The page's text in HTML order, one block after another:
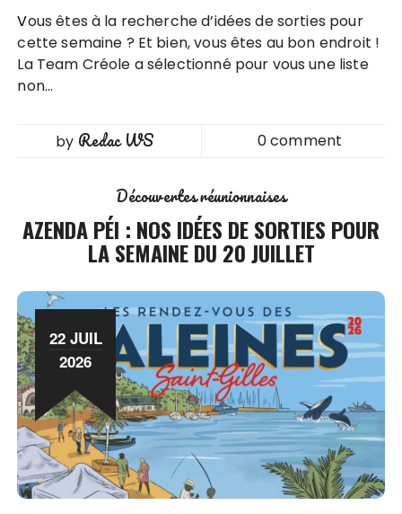
Vous êtes à la recherche d’idées de sorties pour
cette semaine ? Et bien, vous êtes au bon endroit !
La Team Créole a sélectionné pour vous une liste
non…
by Redac WS 0 comment
Découvertes réunionnaises
AZENDA PÉI : NOS IDÉES DE SORTIES POUR
LA SEMAINE DU 20 JUILLET
22 JUIL
2026